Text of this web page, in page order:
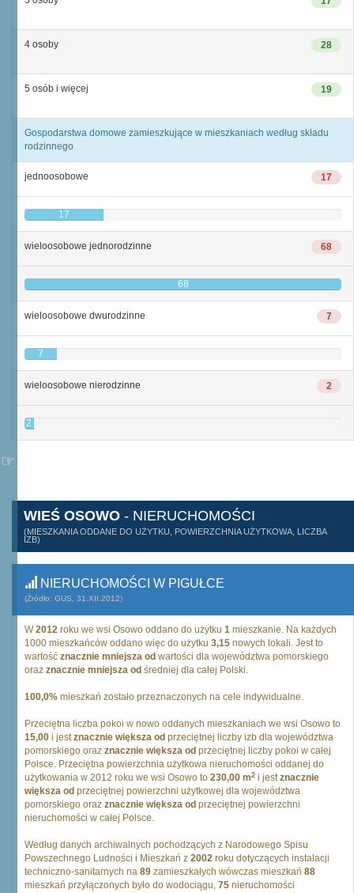
28
4 osoby
19
5 osób i więcej
Gospodarstwa domowe zamieszkujące w mieszkaniach według składu
rodzinnego
17
jednoosobowe
17
68
wieloosobowe jednorodzinne
68
7
wieloosobowe dwurodzinne
7
2
wieloosobowe nierodzinne
2
WIEŚ OSOWO - NIERUCHOMOŚCI
(MIESZKANIA ODDANE DO UŻYTKU, POWIERZCHNIA UŻYTKOWA, LICZBA
IZB)
NIERUCHOMOŚCI W PIGUŁCE
(Źródło: GUS, 31.XII.2012)
W2012 roku we wsi Osowo oddano do użytku 1 mieszkanie. Na każdych
1000 mieszkańców oddano więc do użytku 3,15 nowych lokali. Jest to
wartość znacznie mniejsza od wartości dla województwa pomorskiego
oraz znacznie mniejsza od średniej dla całej Polski.
100,0% mieszkań zostało przeznaczonych na cele indywidualne.
Przeciętna liczba pokoi w nowo oddanych mieszkaniach we wsi Osowo to
15,00 i jestznacznie większa od przeciętnej liczby izb dla województwa
pomorskiego oraz znacznie większa od przeciętnej liczby pokoi w całej
Polsce. Przeciętna powierzchnia użytkowa nieruchomości oddanej do
użytkowania w 2012 roku we wsi Osowo to 230,00 m2 i jestznacznie
większa od przeciętnej powierzchni użytkowej dla województwa
pomorskiego oraz znacznie większa od przeciętnej powierzchni
nieruchomości w całej Polsce.
Według danych archiwalnych pochodzących z Narodowego Spisu
Powszechnego Ludności i Mieszkań z 2002 roku dotyczących instalacji
techniczno-sanitarnych na 89 zamieszkałych wówczas mieszkań 88
mieszkań przyłączonych było do wodociągu, 75 nieruchomości